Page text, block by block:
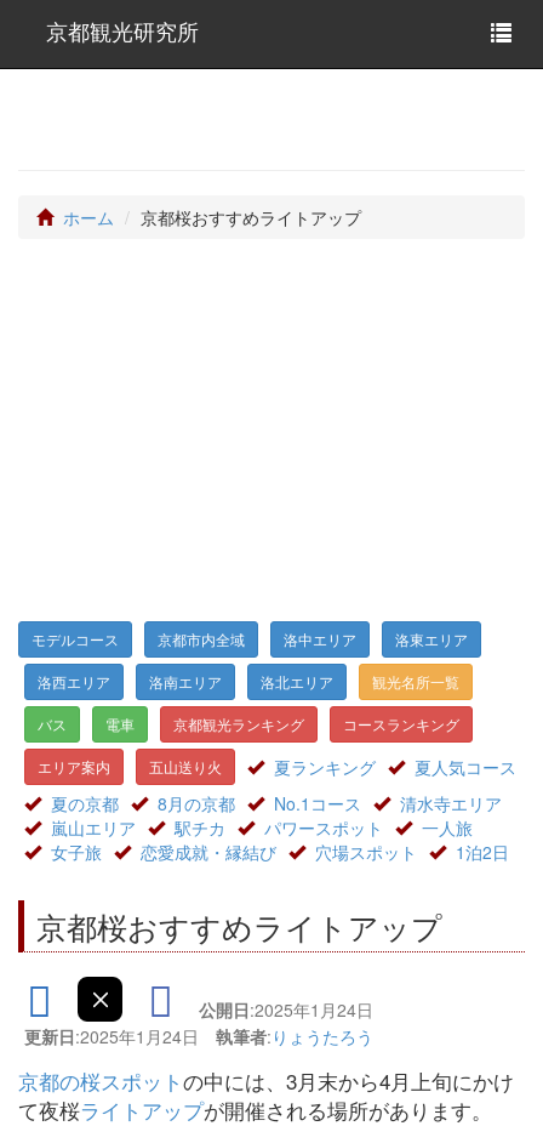
京都観光研究所
ホーム 京都桜おすすめライトアップ
モデルコース 京都市内全域 洛中エリア 洛東エリア
洛西エリア 洛南エリア 洛北エリア 観光名所一覧
バス 電車 京都観光ランキング コースランキング
エリア案内 五山送り火 夏ランキング
夏人気コース
夏の京都
8月の京都 No.1コース
清水寺エリア
嵐山エリア
駅チカ パワースポット
一人旅
女子旅
恋愛成就・縁結び 穴場スポット 1泊2日
京都桜おすすめライトアップ
公開日:2025年1月24日
更新日:2025年1月24日 執筆者: りょうたろう
京都の桜スポットの中には、3月末から4月上旬にかけ
て夜桜ライトアップが開催される場所があります。